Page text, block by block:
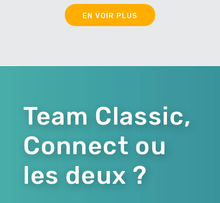
EN VOIR PLUS
Team Classic,
Connect ou
les deux ?